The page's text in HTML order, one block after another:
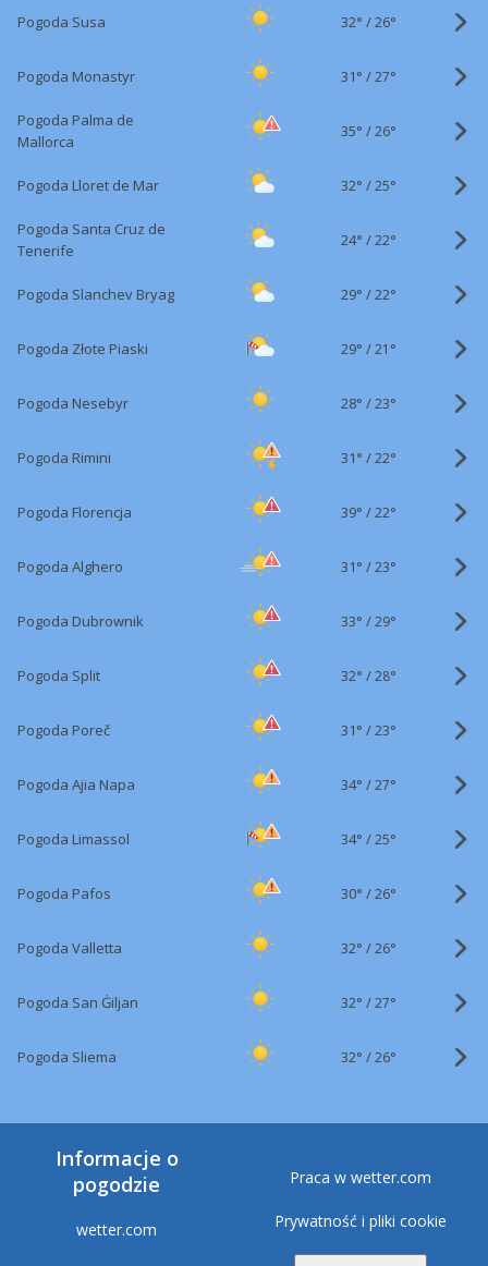
Pogoda Susa 32° /26°
Pogoda Monastyr 31° /27°
Pogoda Palma de
Mallorca
35° /26°
Pogoda Lloret de Mar 32° /25°
Pogoda Santa Cruz de
Tenerife
24° /22°
Pogoda Slanchev Bryag 29° /22°
Pogoda Złote Piaski 29° /21°
Pogoda Nesebyr 28° /23°
Pogoda Rimini 31° /22°
Pogoda Florencja 39° /22°
Pogoda Alghero 31° /23°
Pogoda Dubrownik 33° /29°
Pogoda Split 32° /28°
Pogoda Poreč 31° /23°
Pogoda Ajia Napa 34° /27°
Pogoda Limassol 34° /25°
Pogoda Pafos 30° /26°
Pogoda Valletta 32° /26°
Pogoda San Ġiljan 32° /27°
Pogoda Sliema 32° /26°
Informacje o
pogodzie
wetter.com
Praca w wetter.com
Prywatność i pliki cookie